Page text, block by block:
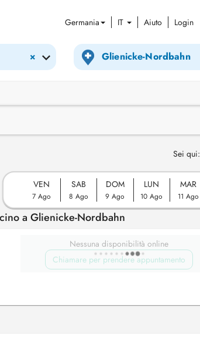
Germania IT Aiuto Login
×
Sei qui:
VEN
7 Ago
SAB
8 Ago
DOM
9 Ago
LUN
10 Ago
MAR
11 Ago
a Glienicke-Nordbahn
Nessuna disponibilità online
Chiamare per prendere appuntamento